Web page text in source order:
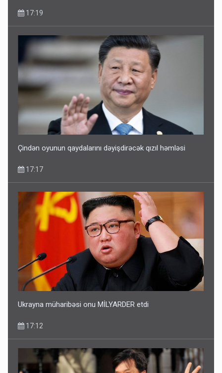
17:19
Çindən oyunun qaydalarını dəyişdirəcək qızıl həmləsi
17:17
Ukrayna müharibəsi onu MİLYARDER etdi
17:12